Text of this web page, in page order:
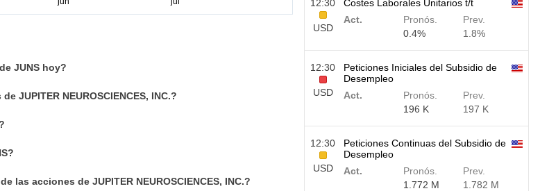
JUNS hoy?
JUPITER NEUROSCIENCES, INC.?
las acciones de JUPITER NEUROSCIENCES, INC.?
12:30
USD
Costes Laborales Unitarios t/t
Act.
Pronós.
0.4%
Prev.
1.8%
12:30
USD
Peticiones Iniciales del Subsidio de
Desempleo
Act.
Pronós.
196 K
Prev.
197 K
12:30
USD
Peticiones Continuas del Subsidio de
Desempleo
Act.
Pronós.
1.772 M
Prev.
1.782 M